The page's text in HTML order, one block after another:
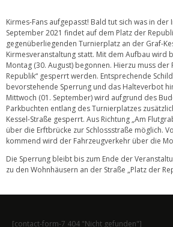
Kirmes-Fans aufgepasst! Bald tut sich was in der
September 2021 findet auf dem Platz der
gegenüberliegenden Turnierplatz an der Graf-
Kirmesveranstaltung statt. Mit dem Aufbau wird
Montag (30. August) begonnen. Hierzu muss der
Republik“ gesperrt werden. Entsprechende
bevorstehende Sperrung und das Halteverbot
Mittwoch (01. September) wird aufgrund des
Parkbuchten entlang des Turnierplatzes
Kessel-Straße gesperrt. Aus Richtung „Am
über die Erftbrücke zur Schlossstraße möglich.
kommend wird der Fahrzeugverkehr über die
Die Sperrung bleibt bis zum Ende der
zu den Wohnhäusern an der Straße „Platz der
[contact-form-7 404 "Nicht gefunden"]